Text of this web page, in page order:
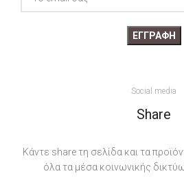
Social media
Share
Κάντε share τη σελίδα και τα
όλα τα μέσα κοινωνικής